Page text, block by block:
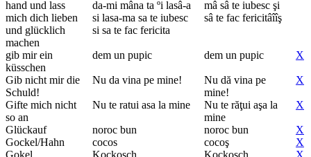
hand und lass
mich dich lieben
und glücklich
machen
da-mi mâna ta ºi lasâ-a
si lasa-ma sa te iubesc
si sa te fac fericita
mâ sâ te iubesc şi
sâ te fac fericitâîîş
gib mir ein
küsschen
dem un pupic dem un pupic X
Gib nicht mir die
Schuld!
Nu da vina pe mine!
Nu dă vina pe
mine!
X
Gifte mich nicht
so an
Nu te ratui asa la mine
Nu te răţui aşa la
mine
X
Glückauf noroc bun noroc bun
X
Gockel/Hahn
cocos cocoş
X